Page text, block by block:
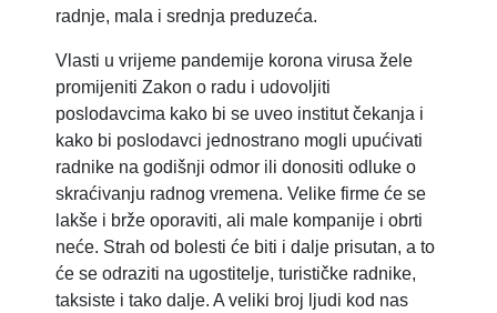
radnje, mala i srednja preduzeća.
Vlasti u vrijeme pandemije korona virusa žele
promijeniti Zakon o radu i udovoljiti
poslodavcima kako bi se uveo institut čekanja i
kako bi poslodavci jednostrano mogli upućivati
radnike na godišnji odmor ili donositi odluke o
skraćivanju radnog vremena. Velike firme će se
lakše i brže oporaviti, ali male kompanije i obrti
neće. Strah od bolesti će biti i dalje prisutan, a to
će se odraziti na ugostitelje, turističke radnike,
taksiste i tako dalje. A veliki broj ljudi kod nas